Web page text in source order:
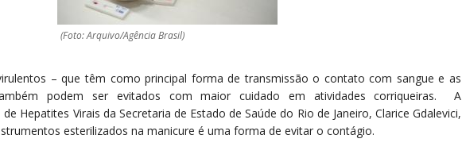
(Foto: Arquivo/Agência Brasil)
– que têm como principal forma de transmissão o contato com sangue e as
podem ser evitados com maior cuidado em atividades corriqueiras. A
Hepatites Virais da Secretaria de Estado de Saúde do Rio de Janeiro, Clarice Gdalevici,
esterilizados na manicure é uma forma de evitar o contágio.